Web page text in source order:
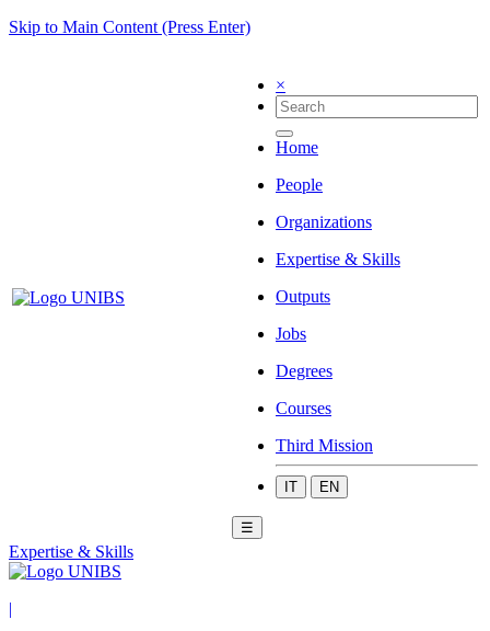
Skip to Main Content (Press Enter)
×
Home
People
Organizations
Expertise & Skills
Outputs
Jobs
Degrees
Courses
Third Mission
IT EN
☰
Expertise & Skills
|